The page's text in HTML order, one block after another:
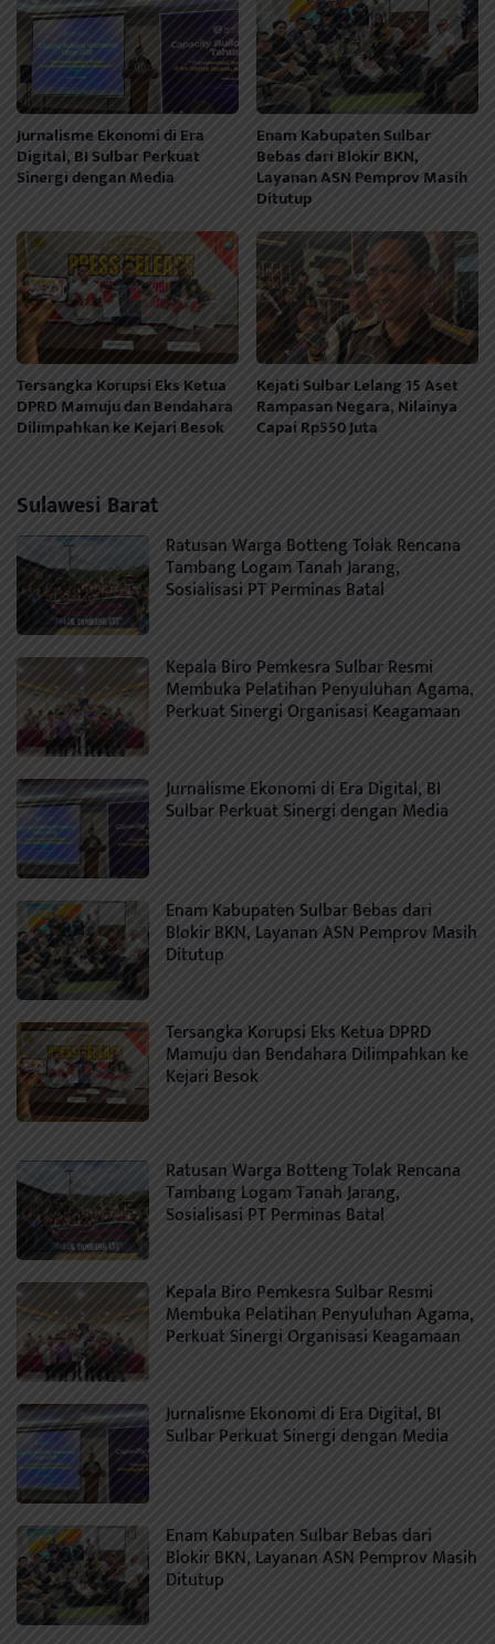
Jurnalisme Ekonomi di Era
Digital, BI Sulbar Perkuat
Sinergi dengan Media
Enam Kabupaten Sulbar
Bebas dari Blokir BKN,
Layanan ASN Pemprov Masih
Ditutup
Tersangka Korupsi Eks Ketua
DPRD Mamuju dan Bendahara
Dilimpahkan ke Kejari Besok
Kejati Sulbar Lelang 15 Aset
Rampasan Negara, Nilainya
Capai Rp550 Juta
Sulawesi Barat
Ratusan Warga Botteng Tolak Rencana
Tambang Logam Tanah Jarang,
Sosialisasi PT Perminas Batal
Kepala Biro Pemkesra Sulbar Resmi
Membuka Pelatihan Penyuluhan Agama,
Perkuat Sinergi Organisasi Keagamaan
Jurnalisme Ekonomi di Era Digital, BI
Sulbar Perkuat Sinergi dengan Media
Enam Kabupaten Sulbar Bebas dari
Blokir BKN, Layanan ASN Pemprov Masih
Ditutup
Tersangka Korupsi Eks Ketua DPRD
Mamuju dan Bendahara Dilimpahkan ke
Kejari Besok
Ratusan Warga Botteng Tolak Rencana
Tambang Logam Tanah Jarang,
Sosialisasi PT Perminas Batal
Kepala Biro Pemkesra Sulbar Resmi
Membuka Pelatihan Penyuluhan Agama,
Perkuat Sinergi Organisasi Keagamaan
Jurnalisme Ekonomi di Era Digital, BI
Sulbar Perkuat Sinergi dengan Media
Enam Kabupaten Sulbar Bebas dari
Blokir BKN, Layanan ASN Pemprov Masih
Ditutup